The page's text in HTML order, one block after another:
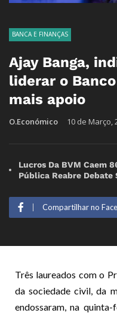
BANCA E FINANÇAS
Ajay Banga,
liderar o
mais apoio
O.Económico 10 de Março,
Lucros Da BVM Caem
Pública Reabre Debate
Compartilhar no
Três laureados com o
da sociedade civil, da
endossaram, na